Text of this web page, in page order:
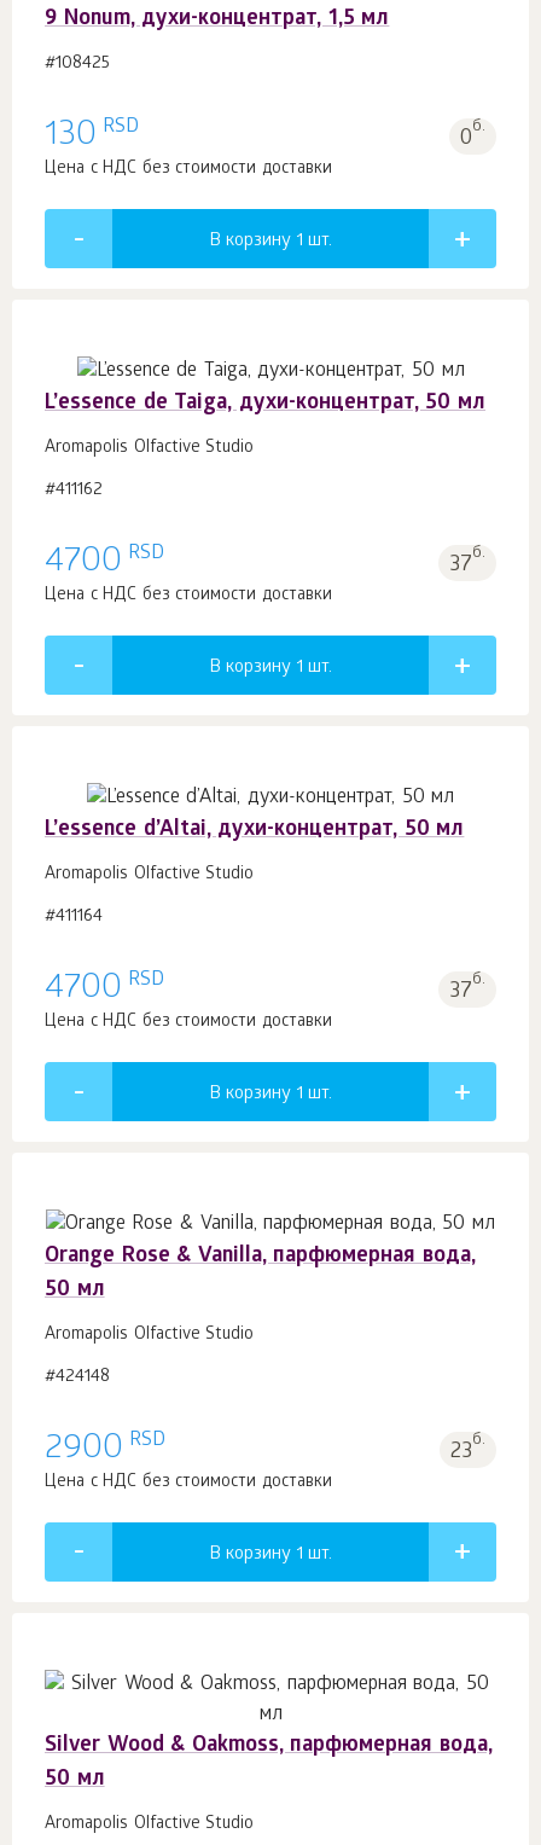
9 Nonum, духи-концентрат, 1,5 мл
#108425
130 RSD 0б.
Цена с НДС без стоимости доставки
В корзину 1 шт.
L’essence de Taiga, духи-концентрат, 50 мл
Aromapolis Olfactive Studio
#411162
4700 RSD 37б.
Цена с НДС без стоимости доставки
В корзину 1 шт.
L’essence d’Altai, духи-концентрат, 50 мл
Aromapolis Olfactive Studio
#411164
4700 RSD 37б.
Цена с НДС без стоимости доставки
В корзину 1 шт.
Orange Rose & Vanilla, парфюмерная вода,
50 мл
Aromapolis Olfactive Studio
#424148
2900 RSD 23б.
Цена с НДС без стоимости доставки
В корзину 1 шт.
Silver Wood & Oakmoss, парфюмерная вода,
50 мл
Aromapolis Olfactive Studio